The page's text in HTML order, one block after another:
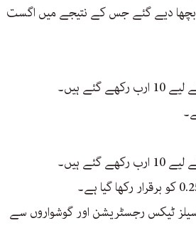
بچھا دیے گئے جس کے نتیجے میں اگست
ہیں۔
ہیں۔
تک سیلز ٹیکس رجسٹریشن اور گوشواروں سے